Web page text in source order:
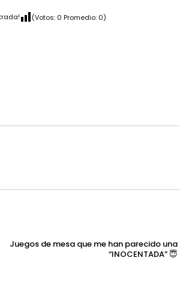
(Votos: 0 Promedio: 0)
Juegos de mesa que me han parecido una
“INOCENTADA” 😇